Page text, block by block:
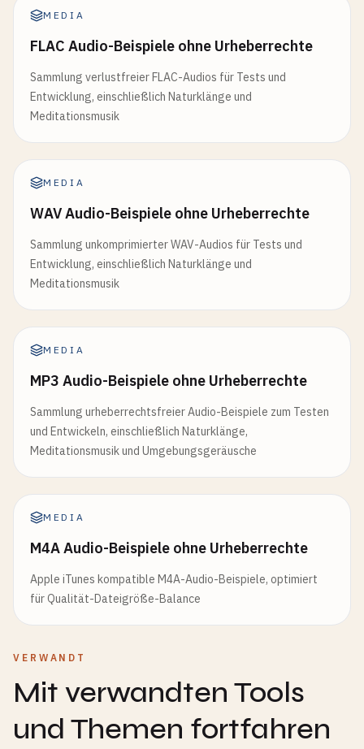
MEDIA
FLAC Audio-Beispiele ohne Urheberrechte
Sammlung verlustfreier FLAC-Audios für Tests und
Entwicklung, einschließlich Naturklänge und
Meditationsmusik
MEDIA
WAV Audio-Beispiele ohne Urheberrechte
Sammlung unkomprimierter WAV-Audios für Tests und
Entwicklung, einschließlich Naturklänge und
Meditationsmusik
MEDIA
MP3 Audio-Beispiele ohne Urheberrechte
Sammlung urheberrechtsfreier Audio-Beispiele zum Testen
und Entwickeln, einschließlich Naturklänge,
Meditationsmusik und Umgebungsgeräusche
MEDIA
M4A Audio-Beispiele ohne Urheberrechte
Apple iTunes kompatible M4A-Audio-Beispiele, optimiert
für Qualität-Dateigröße-Balance
VERWANDT
Mit verwandten Tools
und Themen fortfahren